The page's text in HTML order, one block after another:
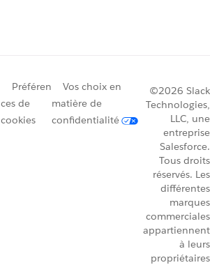
Préféren
ces de
cookies
Vos choix en
matière de
confidentialité
©2026 Slack
Technologies,
LLC, une
entreprise
Salesforce.
Tous droits
réservés. Les
différentes
marques
commerciales
appartiennent
à leurs
propriétaires